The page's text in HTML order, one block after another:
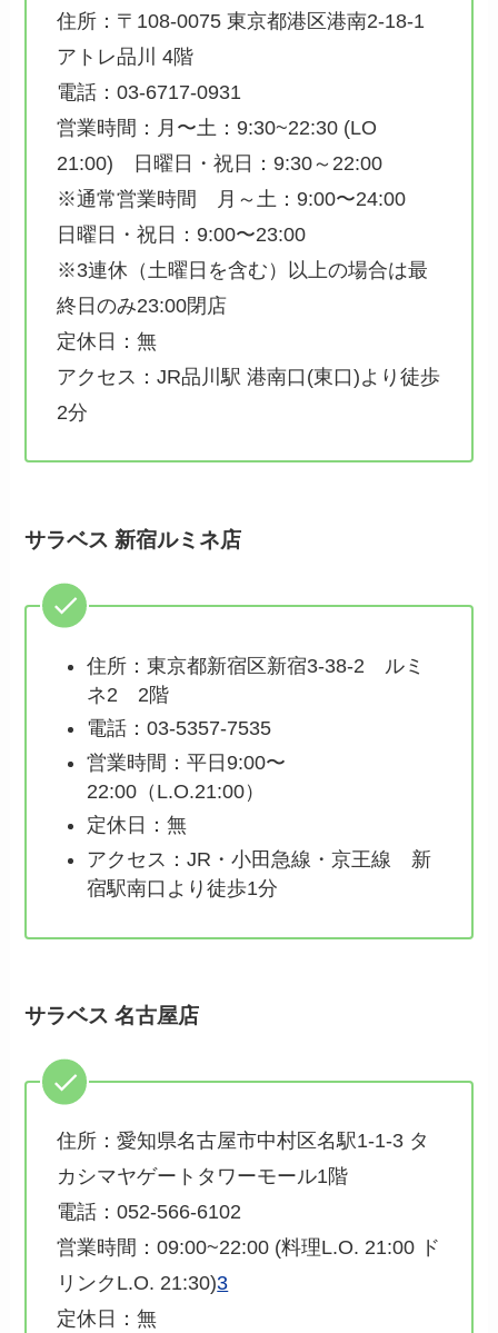
住所：〒108-0075 東京都港区港南2-18-1
アトレ品川 4階
電話：03-6717-0931
営業時間：月〜土：9:30~22:30 (LO
21:00) 日曜日・祝日：9:30～22:00
※通常営業時間 月～土：9:00〜24:00
日曜日・祝日：9:00〜23:00
※3連休（土曜日を含む）以上の場合は最
終日のみ23:00閉店
定休日：無
アクセス：JR品川駅 港南口(東口)より徒歩
2分
サラベス 新宿ルミネ店
住所：東京都新宿区新宿3-38-2 ルミ
ネ2 2階
電話：03-5357-7535
営業時間：平日9:00〜
22:00（L.O.21:00）
定休日：無
アクセス：JR・小田急線・京王線 新
宿駅南口より徒歩1分
サラベス 名古屋店
住所：愛知県名古屋市中村区名駅1-1-3 タ
カシマヤゲートタワーモール1階
電話：052-566-6102
営業時間：09:00~22:00 (料理L.O. 21:00 ド
リンクL.O. 21:30)3
定休日：無